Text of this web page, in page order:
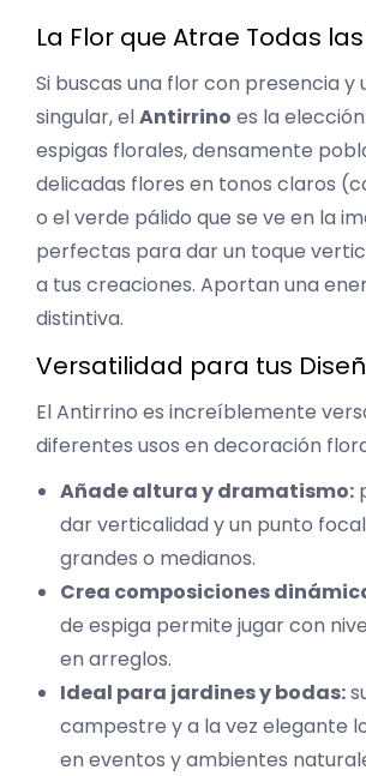
La Flor que Atrae Todas
Si buscas una flor con presencia y
singular, elAntirrino es la elección
espigas florales, densamente
delicadas flores en tonos claros
o el verde pálido que se ve en la
perfectas para dar un toque
a tus creaciones. Aportan una
distintiva.
Versatilidad para tus
El Antirrino es increíblemente
diferentes usos en decoración
Añade altura y dramatismo:
dar verticalidad y un punto
grandes o medianos.
Crea composiciones
de espiga permite jugar con
en arreglos.
Ideal para jardines y bodas:
campestre y a la vez elegante
en eventos y ambientes